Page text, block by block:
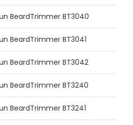
BeardTrimmer BT3040
BeardTrimmer BT3041
BeardTrimmer BT3042
BeardTrimmer BT3240
BeardTrimmer BT3241